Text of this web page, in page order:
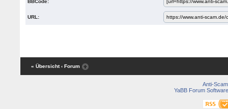
BBCode:
URL:
« Übersicht ‹ Forum
Anti-Scam
YaBB Forum Software